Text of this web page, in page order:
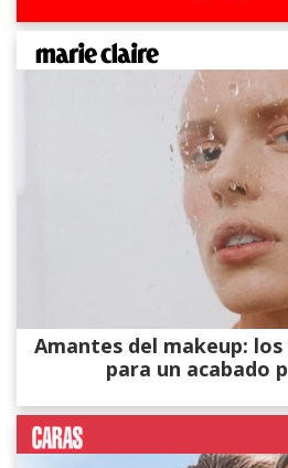
Amantes del makeup:
para un acabado